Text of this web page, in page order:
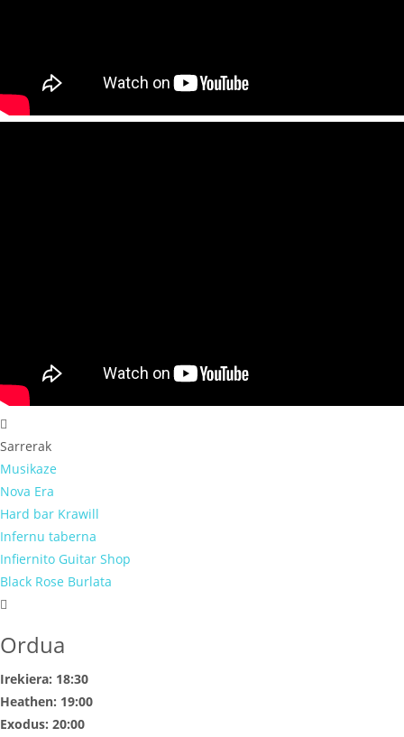
Sarrerak
Musikaze
Nova Era
Hard bar Krawill
Infernu taberna
Infiernito Guitar Shop
Black Rose Burlata
Ordua
Irekiera: 18:30
Heathen: 19:00
Exodus: 20:00